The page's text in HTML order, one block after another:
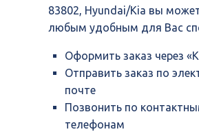
83802, Hyundai/Kia вы
любым удобным для Вас
Оформить заказ через
Отправить заказ по
почте
Позвонить по
телефонам